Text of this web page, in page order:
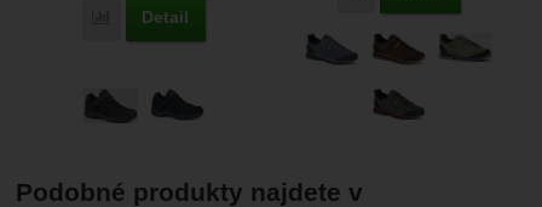
Porovnat
Detail
Podobné produkty najdete v